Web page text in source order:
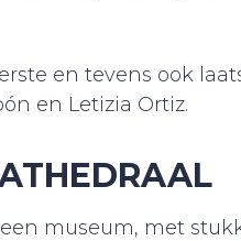
en tevens ook
en Letizia Ortiz.
museum, met